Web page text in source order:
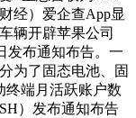
经）爱企查App显
辆开辟苹果公司
发布通知布告。一
为了固态电池、固
终端月活跃账户数
）发布通知布告